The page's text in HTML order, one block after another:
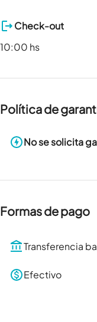
Check-out
10:00 hs
Política de
No se solicita
Formas de pago
Transferencia
Efectivo